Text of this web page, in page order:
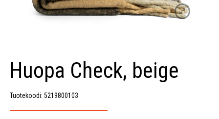
Huopa Check, beige
Tuotekoodi: 5219800103